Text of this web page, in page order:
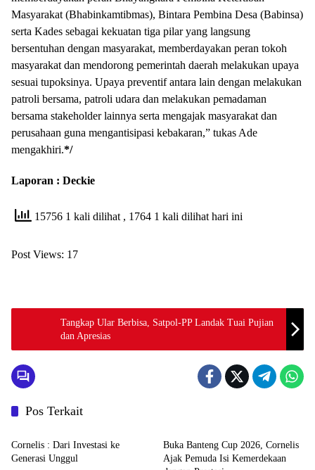
Masyarakat (Bhabinkamtibmas), Bintara Pembina Desa (Babinsa)
serta Kades sebagai kekuatan tiga pilar yang langsung
bersentuhan dengan masyarakat, memberdayakan peran tokoh
masyarakat dan mendorong pemerintah daerah melakukan upaya
sesuai tupoksinya. Upaya preventif antara lain dengan melakukan
patroli bersama, patroli udara dan melakukan pemadaman
bersama stakeholder lainnya serta mengajak masyarakat dan
perusahaan guna mengantisipasi kebakaran,” tukas Ade
mengakhiri.*/
Laporan : Deckie
15756 1 kali dilihat , 1764 1 kali dilihat hari ini
Post Views: 17
Tangkap Ular Berbisa, Satpol-PP Landak Tuai Pujian
dan Apresias
Pos Terkait
Pemerintahan dan Politik
Cornelis : Dari Investasi ke
Generasi Unggul
Buka Banteng Cup 2026, Cornelis
Ajak Pemuda Isi Kemerdekaan